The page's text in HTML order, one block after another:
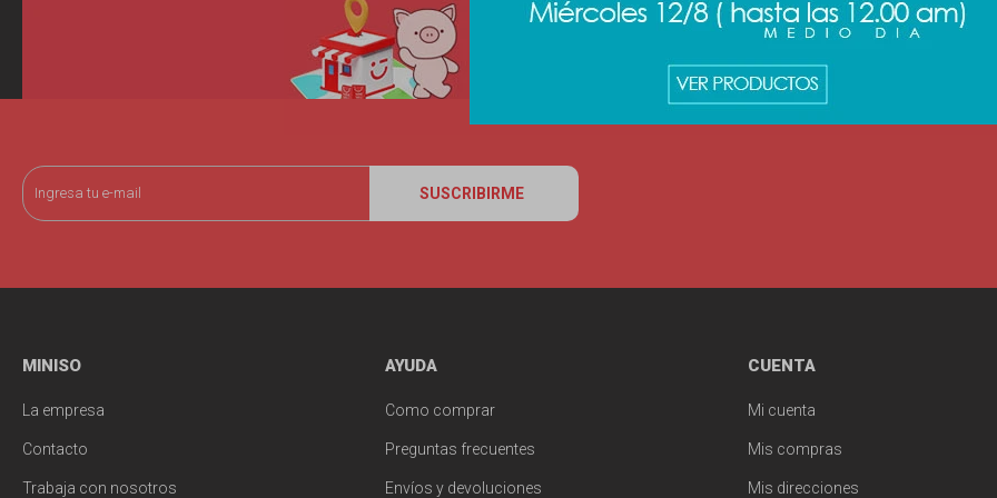
SUSCRIBIRME
MINISO
La empresa
Contacto
Trabaja con nosotros
AYUDA
Como comprar
Preguntas frecuentes
Envíos y devoluciones
CUENTA
Mi cuenta
Mis compras
Mis direcciones